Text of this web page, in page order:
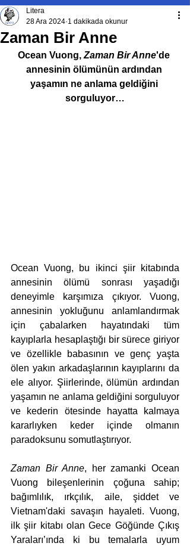
Zaman Bir Anne
Litera
28 Ara 2024 1 dakikada okunur
Ocean Vuong, Zaman Bir Anne'de
annesinin ölümünün ardından
yaşamın ne anlama geldiğini
sorguluyor…
Ocean Vuong, bu ikinci şiir kitabında
annesinin ölümü sonrası yaşadığı
deneyimle karşımıza çıkıyor. Vuong,
annesinin yokluğunu anlamlandırmak
için çabalarken hayatındaki tüm
kayıplarla hesaplaştığı bir sürece giriyor
ve özellikle babasının ve genç yaşta
ölen yakın arkadaşlarının kayıplarını da
ele alıyor. Şiirlerinde, ölümün ardından
yaşamın ne anlama geldiğini sorguluyor
ve kederin ötesinde hayatta kalmaya
kararlıyken keder içinde olmanın
paradoksunu somutlaştırıyor.
Zaman Bir Anne, her zamanki Ocean
Vuong bileşenlerinin çoğuna sahip;
bağımlılık, ırkçılık, aile, şiddet ve
Vietnam'daki savaşın hayaleti. Vuong,
ilk şiir kitabı olan Gece Göğünde Çıkış
Yaraları’ında ki bu temalarla uyum